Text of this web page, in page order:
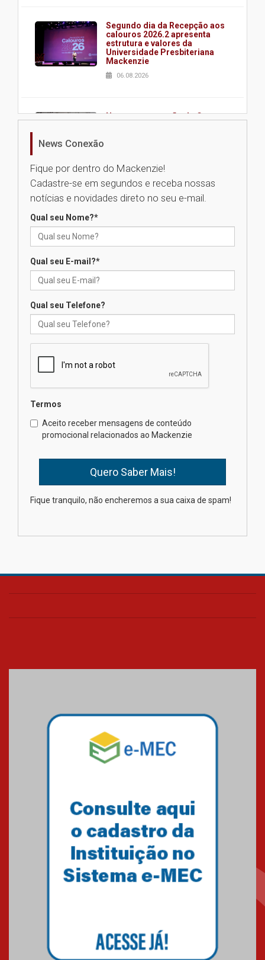
Segundo dia da Recepção aos
calouros 2026.2 apresenta
estrutura e valores da
Universidade Presbiteriana
Mackenzie
06.08.2026
Nova apresentação do Centro
Universidade Mackenzie
realizará nova edição da Feira
das novas tecnologias em
calouros do segundo semestre
04.08.2026
Brasília prepara seus
estudantes para o PAS antes
mesmo do Ensino Médio
na educação dos filhos além da
News Conexão
Fique por dentro do Mackenzie!
Cadastre-se em segundos e receba nossas
notícias e novidades direto no seu e-mail.
Qual seu Nome?*
Qual seu E-mail?*
Qual seu Telefone?
Termos
Aceito receber mensagens de conteúdo
promocional relacionados ao Mackenzie
Fique tranquilo, não encheremos a sua caixa de spam!